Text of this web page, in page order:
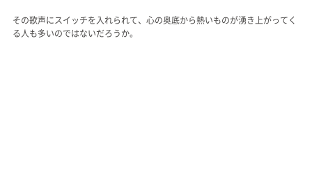
その歌声にスイッチを入れられて、心の奥底から熱いものが湧き上がってく
る人も多いのではないだろうか。